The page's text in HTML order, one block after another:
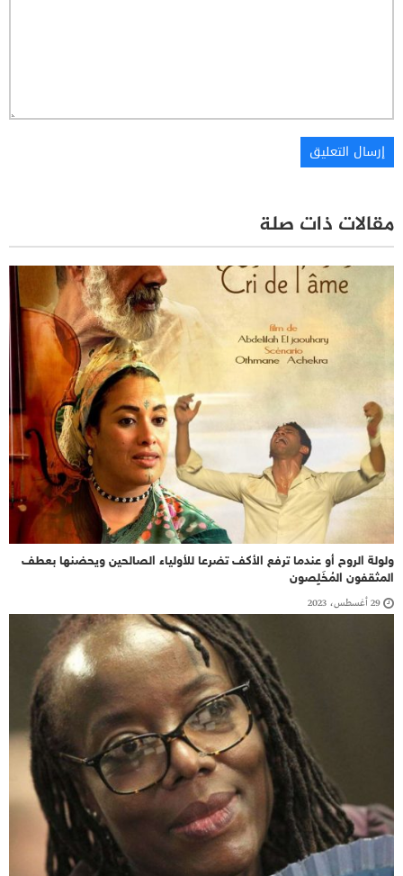
مقالات ذات صلة
ولولة الروح أو عندما ترفع الأكف تضرعا للأولياء الصالحين ويحضنها بعطف
المثقفون المُخَلٍصون
29 أغسطس، 2023